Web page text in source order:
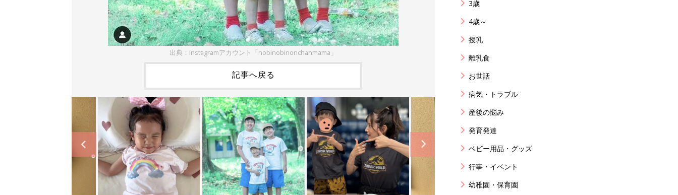
出典：Instagramアカウント「nobinobinonchanmama」
記事へ戻る
3歳
4歳～
授乳
離乳食
お世話
病気・トラブル
産後の悩み
発育発達
ベビー用品・グッズ
行事・イベント
幼稚園・保育園